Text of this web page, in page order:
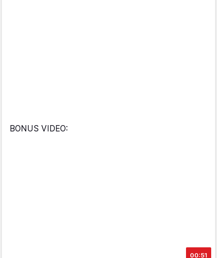
BONUS VIDEO:
00:51